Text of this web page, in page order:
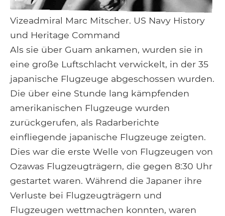
Vizeadmiral Marc Mitscher. US Navy History
und Heritage Command
Als sie über Guam ankamen, wurden sie in
eine große Luftschlacht verwickelt, in der 35
japanische Flugzeuge abgeschossen wurden.
Die über eine Stunde lang kämpfenden
amerikanischen Flugzeuge wurden
zurückgerufen, als Radarberichte
einfliegende japanische Flugzeuge zeigten.
Dies war die erste Welle von Flugzeugen von
Ozawas Flugzeugträgern, die gegen 8:30 Uhr
gestartet waren. Während die Japaner ihre
Verluste bei Flugzeugträgern und
Flugzeugen wettmachen konnten, waren